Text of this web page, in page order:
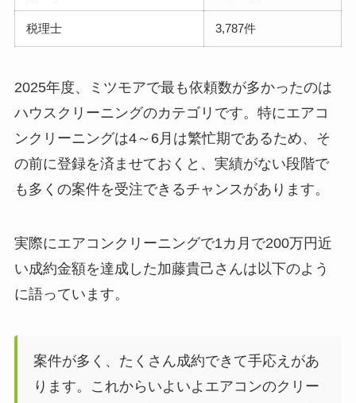
税理士 3,787件
2025年度、ミツモアで最も依頼数が多かったのは
ハウスクリーニングのカテゴリです。特にエアコ
ンクリーニングは4～6月は繁忙期であるため、そ
の前に登録を済ませておくと、実績がない段階で
も多くの案件を受注できるチャンスがあります。
実際にエアコンクリーニングで1カ月で200万円近
い成約金額を達成した加藤貴己さんは以下のよう
に語っています。
案件が多く、たくさん成約できて手応えがあ
ります。これからいよいよエアコンのクリー